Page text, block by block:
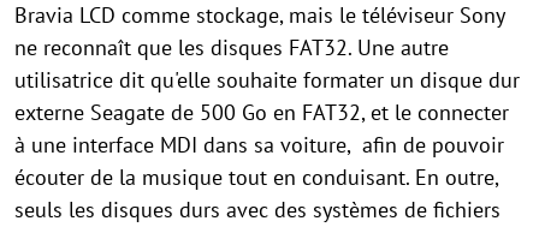
Bravia LCD comme stockage, mais le téléviseur Sony
ne reconnaît que les disques FAT32. Une autre
utilisatrice dit qu'elle souhaite formater un disque dur
externe Seagate de 500 Go en FAT32, et le connecter
à une interface MDI dans sa voiture, afin de pouvoir
écouter de la musique tout en conduisant. En outre,
seuls les disques durs avec des systèmes de fichiers